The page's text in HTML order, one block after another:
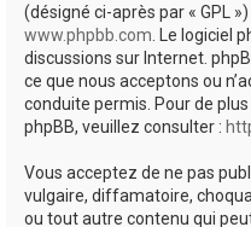
(désigné ci-après par « GPL
www.phpbb.com . Le logiciel
discussions sur Internet.
ce que nous acceptons ou
conduite permis. Pour de
phpBB, veuillez consulter :
Vous acceptez de ne pas
vulgaire, diffamatoire,
ou tout autre contenu qui